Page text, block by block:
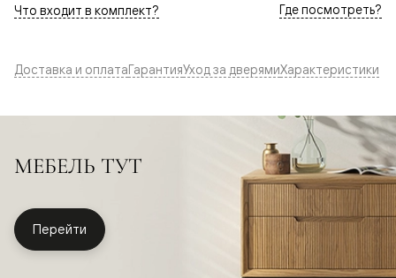
Что входит в комплект? Где посмотреть?
Доставка и оплатаГарантияУход за дверямиХарактеристики
МЕБЕЛЬ ТУТ
Перейти